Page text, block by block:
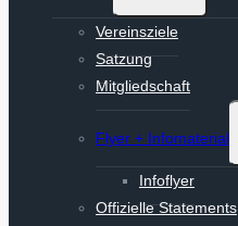
Vereinsziele
Satzung
Mitgliedschaft
Flyer + Infomaterial
Infoflyer
Offizielle Statements